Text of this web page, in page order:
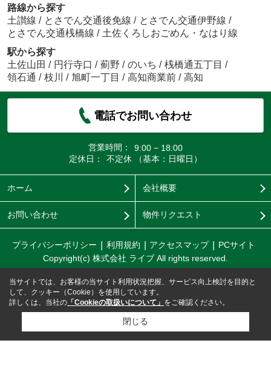
路線から探す
土讃線 / とさでん交通後免線 / とさでん交通伊野線 /
とさでん交通桟橋線 / 土佐くろしおごめん・なはり線
駅から探す
土佐山田 / 円行寺口 / 薊野 / のいち / 桟橋通五丁目 /
領石通 / 枝川 / 旭町一丁目 / 高知商業前 / 高知
電話でお問い合わせ
営業時間：
9:00 − 18:00
定休日：
不定休 （基本：日曜日）
ホーム 会社概要
お問い合わせ 物件リクエスト
プライバシーポリシー 利用規約 アクセスマップ
PCサイト
Copyright(c) 株式会社 ライブ All rights reserved.
当サイトでは、お客様の当サイト利用状況把握、サービス向上検討を目的と
して、クッキー（Cookie）を使用しています。
詳しくは、当社の 「Cookieの取扱いについて」 をご確認ください。
閉じる